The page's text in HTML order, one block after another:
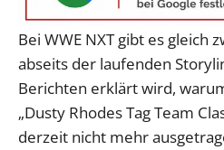
Bei WWE NXT gibt es gleich
abseits der laufenden
Berichten erklärt wird,
„Dusty Rhodes Tag Team
derzeit nicht mehr